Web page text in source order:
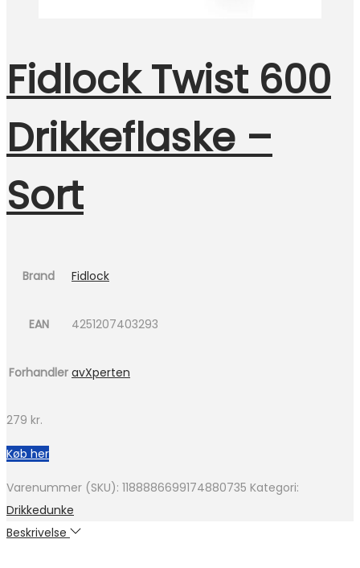
Fidlock Twist 600
Drikkeflaske –
Sort
Brand Fidlock
EAN 4251207403293
Forhandler avXperten
279 kr.
Køb her
Varenummer (SKU): 1188886699174880735 Kategori:
Drikkedunke
Beskrivelse